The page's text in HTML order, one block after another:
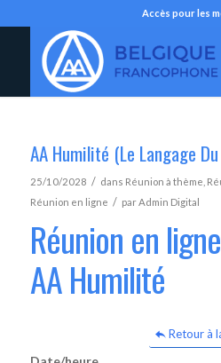
Accès pour les
AA Humilité (Le Langage
25/10/2028 / dans Réunion à thème
Réunion en ligne / parAdmin Digital
Réunion en
AA Humilité
Retour à